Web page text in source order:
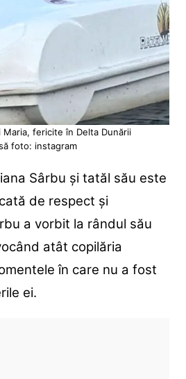
Maria, fericite în Delta Dunării
foto: instagram
Sârbu și tatăl său este
de respect și
a vorbit la rândul său
atât copilăria
în care nu a fost
ei.